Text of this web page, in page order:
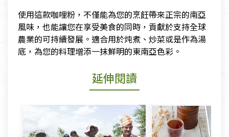
​使用這款咖哩粉，不僅能為您的烹飪帶來正宗的南亞
風味，也能讓您在享受美食的同時，貢獻於支持全球
農業的可持續發展。適合用於炖煮、炒菜或是作為湯
底，為您的料理增添一抹鮮明的東南亞色彩。
延伸閱讀